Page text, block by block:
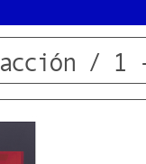
/ 1